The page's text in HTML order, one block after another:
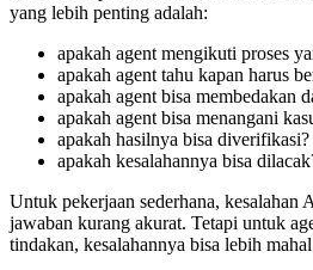
yang lebih penting adalah:
apakah agent mengikuti proses
apakah agent tahu kapan harus
apakah agent bisa membedakan
apakah agent bisa menangani
apakah hasilnya bisa diverifikasi?
apakah kesalahannya bisa
Untuk pekerjaan sederhana, kesalahan
jawaban kurang akurat. Tetapi untuk
tindakan, kesalahannya bisa lebih